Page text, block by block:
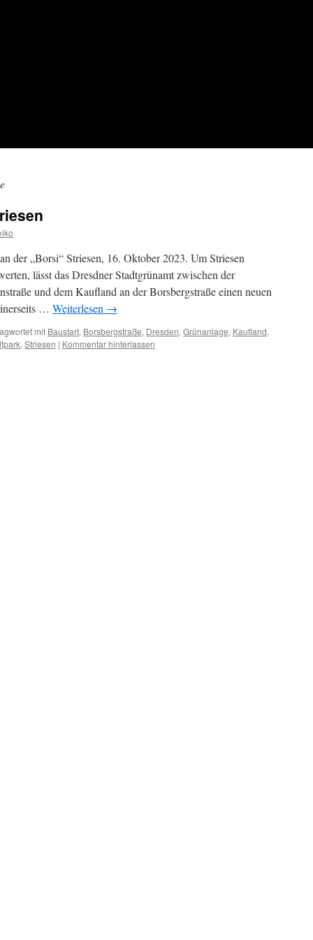
der „Borsi“ Striesen, 16. Oktober 2023. Um Striesen
lässt das Dresdner Stadtgrünamt zwischen der
und dem Kaufland an der Borsbergstraße einen neuen
… Weiterlesen →
mit Baustart, Borsbergstraße, Dresden, Grünanlage, Kaufland,
, Striesen | Kommentar hinterlassen